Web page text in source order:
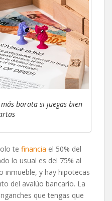
barata si juegas bien
te financia el 50% del
lo usual es del 75% al
inmueble, y hay hipotecas
del avalúo bancario. La
que tengas que